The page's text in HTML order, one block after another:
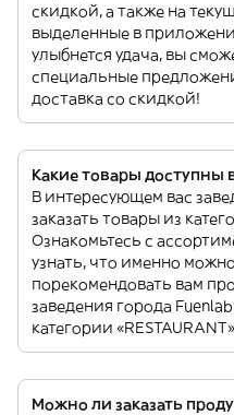
скидкой, а также на
выделенные в
улыбнется удача, вы
специальные
доставка со скидкой!
Какие товары доступны
В интересующем вас
заказать товары из
Ознакомьтесь с
узнать, что именно
порекомендовать вам
заведения города
категории
Можно ли заказать